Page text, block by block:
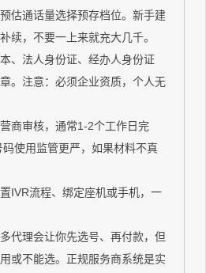
估通话量选择预存档位。新手建
续，不要一上来就充大几千。
、法人身份证、经办人身份证
。注意：必须企业资质，个人无
商审核，通常1-2个工作日完
使用监管更严，如果材料不真
IVR流程、绑定座机或手机，一
代理会让你先选号、再付款，但
或不能选。正规服务商系统是实